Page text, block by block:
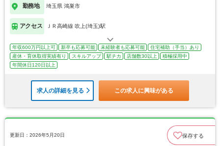
勤務地 埼玉県 鴻巣市
アクセス ＪＲ高崎線 吹上(埼玉)駅
年収600万円以上可 新卒も応募可能 未経験者も応募可能
住宅補助（手当）あり
産休・育休取得実績有り
スキルアップ 駅チカ 店舗数30以上
積極採用中
年間休日120日以上
求人の詳細を見る この求人に興味がある
更新日：2026年5月20日 保存する